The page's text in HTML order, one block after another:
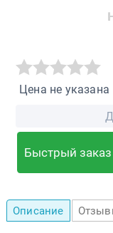
Цена не указана
Быстрый заказ
Описание